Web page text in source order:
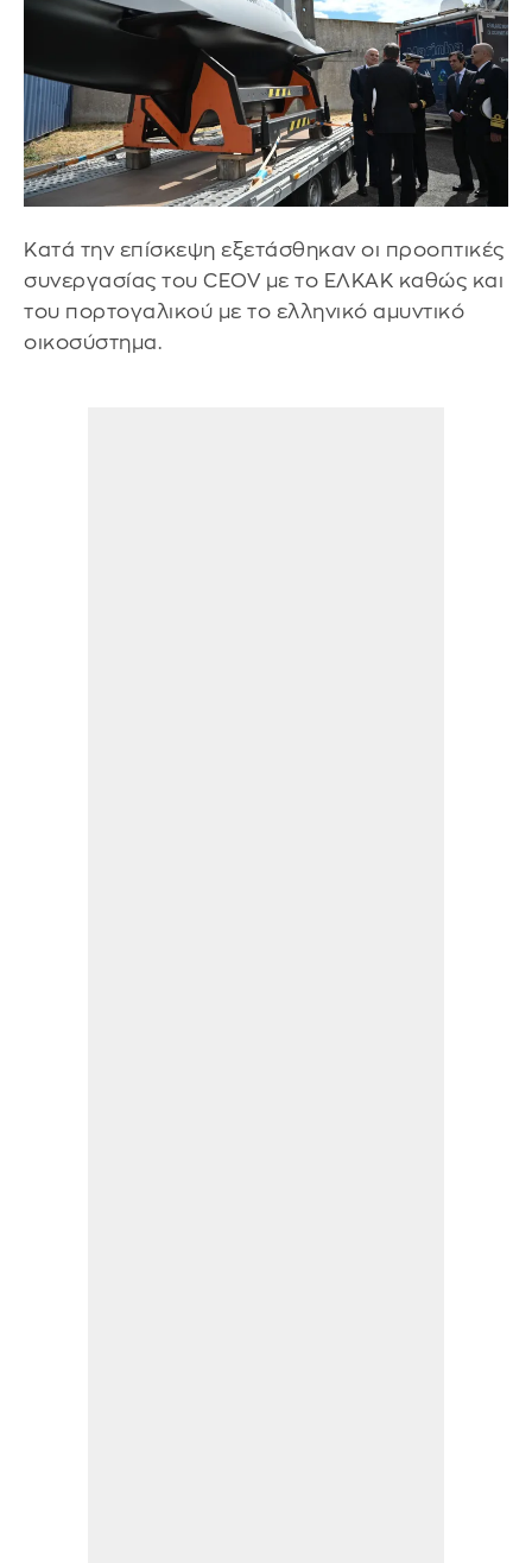
Κατά την επίσκεψη εξετάσθηκαν οι προοπτικές
συνεργασίας του CEOV με το ΕΛΚΑΚ καθώς και
του πορτογαλικού με το ελληνικό αμυντικό
οικοσύστημα.